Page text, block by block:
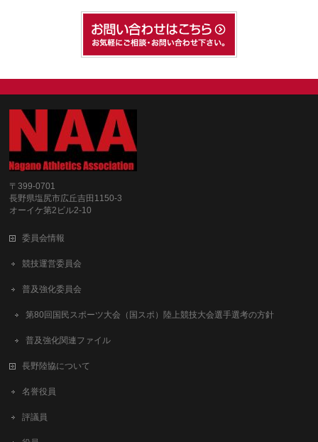
〒399-0701
長野県塩尻市広丘吉田1150-3
オーイケ第2ビル2-10
委員会情報
競技運営委員会
普及強化委員会
第80回国民スポーツ大会（国スポ）陸上競技大会選手選考の方針
普及強化関連ファイル
長野陸協について
名誉役員
評議員